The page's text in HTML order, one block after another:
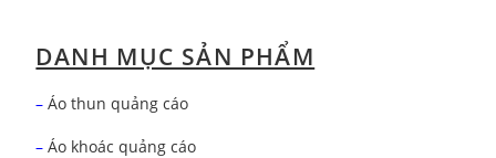
DANH MỤC SẢN PHẨM
– Áo thun quảng cáo
–Áo khoác quảng cáo